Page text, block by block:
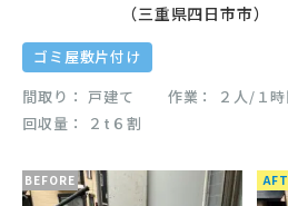
（三重県四日市市）
ゴミ屋敷片付け
間取り
戸建て 作業
２人/１
回収量
２t６割
BEFORE